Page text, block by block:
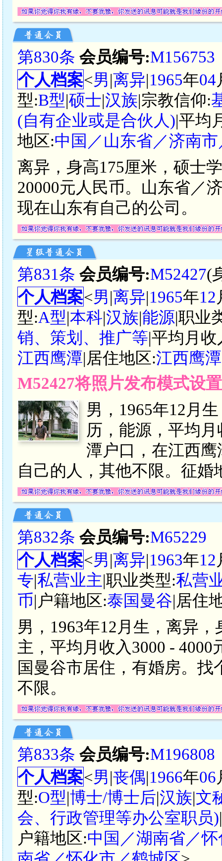
第830条 会员编号:M156753
个人档案<男|离异|1965年04
型:B型|硕士|汉族|宗教信仰:
(自有企业或是合伙人)|平均
地区:中国／山东省／济南
离异，身高175厘米，硕士
20000元人民币。山东省／
现在山东有自己的公司。
第831条 会员编号:M52427(
个人档案<男|离异|1965年12
型:A型|本科|汉族|能源|职业
销、策划、推广等|平均月收
江西鹰潭|居住地区:江西鹰潭
M52427将照片发布模式设
男，1965年12月
历，能源，平均
潭户口，在江西
自己的人，其他不限。征婚
第832条 会员编号:M65229
个人档案<男|离异|1963年12
专|私营业主|职业类型:私营
币|户籍地区:泰国曼谷|居住
男，1963年12月生，离异
主，平均月收入3000 -
国曼谷市居住，有婚房。
不限。
第833条 会员编号:M196808
个人档案<男|丧偶|1966年06
型:O型|博士/博士后|汉族|文
会、行政管理等办公室职员)
户籍地区:中国／湖南省／